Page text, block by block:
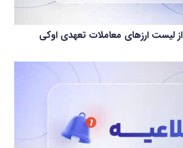
حذف ارز STORJ از لیست ارزهای معاملات تعهدی اوکی